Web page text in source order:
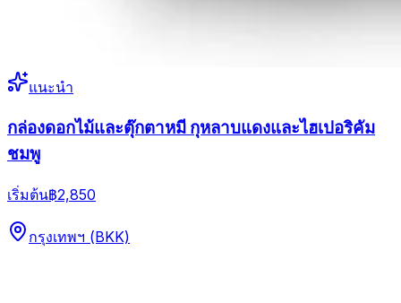
แนะนำ
กล่องดอกไม้และตุ๊กตาหมี กุหลาบแดงและไฮเปอริคัม
ชมพู
เริ่มต้น฿2,850
กรุงเทพฯ (BKK)